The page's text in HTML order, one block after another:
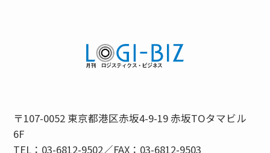
〒107-0052 東京都港区赤坂4-9-19 赤坂TOタマビル
6F
TEL：03-6812-9502／FAX：03-6812-9503